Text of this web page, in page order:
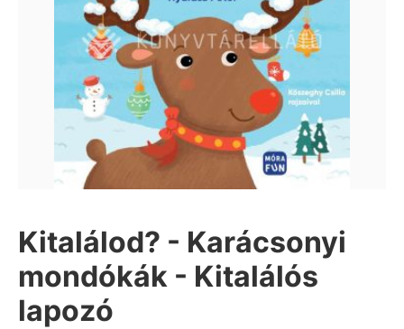
Kitalálod? - Karácsonyi
mondókák - Kitalálós
lapozó